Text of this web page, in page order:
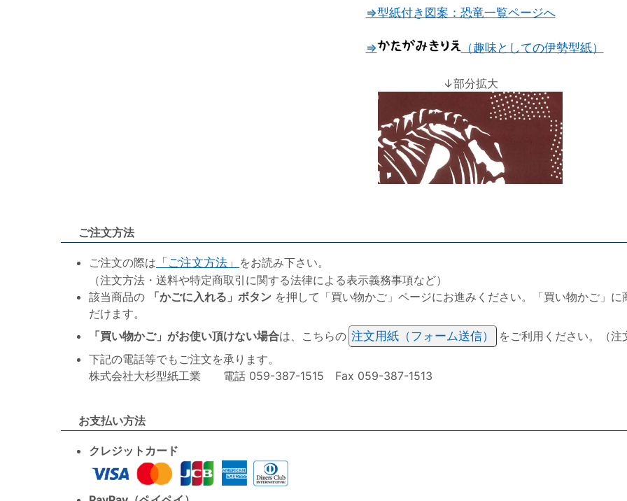
⇒型紙付き図案：恐竜一覧ページへ
⇒ （趣味としての伊勢型紙）
↓部分拡大
ご注文方法
ご注文の際は 「ご注文方法」 をお読み下さい。
（注文方法・送料や特定商取引に関する法律による表示義務事項など）
該当商品の
「かごに入れる」ボタン を押して「買い物かご」ページにお進みください。「買い物かご」
だけます。
「買い物かご」がお使い頂けない場合は、こちらの 注文用紙（フォーム送信）
をご利用ください。（注
下記の電話等でもご注文を承ります。
株式会社大杉型紙工業 電話 059-387-1515 Fax 059-387-1513
お支払い方法
クレジットカード